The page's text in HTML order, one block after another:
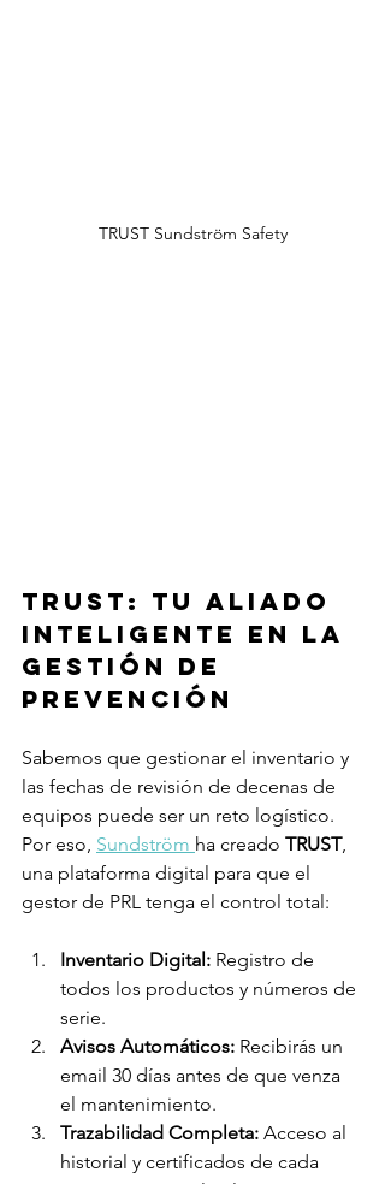
TRUST Sundström Safety
TRUST: Tu aliado
inteligente en la
gestión de
prevención
Sabemos que gestionar el inventario y
las fechas de revisión de decenas de
equipos puede ser un reto logístico.
Por eso, Sundström ha creado TRUST,
una plataforma digital para que el
gestor de PRL tenga el control total:
Inventario Digital: Registro de
todos los productos y números de
serie.
Avisos Automáticos: Recibirás un
email 30 días antes de que venza
el mantenimiento.
Trazabilidad Completa: Acceso al
historial y certificados de cada